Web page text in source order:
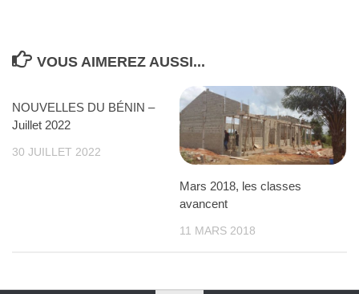
VOUS AIMEREZ AUSSI...
NOUVELLES DU BÉNIN –
Juillet 2022
30 JUILLET 2022
Mars 2018, les classes
avancent
11 MARS 2018